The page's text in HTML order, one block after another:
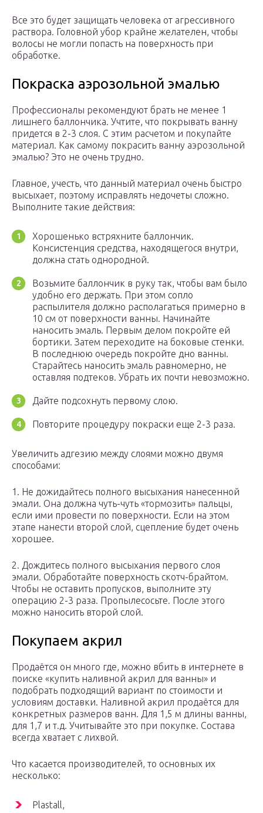
Все это будет защищать человека от агрессивного
раствора. Головной убор крайне желателен, чтобы
волосы не могли попасть на поверхность при
обработке.
Покраска аэрозольной эмалью
Профессионалы рекомендуют брать не менее 1
лишнего баллончика. Учтите, что покрывать ванну
придется в 2-3 слоя. С этим расчетом и покупайте
материал. Как самому покрасить ванну аэрозольной
эмалью? Это не очень трудно.
Главное, учесть, что данный материал очень быстро
высыхает, поэтому исправлять недочеты сложно.
Выполните такие действия:
Хорошенько встряхните баллончик.
Консистенция средства, находящегося внутри,
должна стать однородной.
Возьмите баллончик в руку так, чтобы вам было
удобно его держать. При этом сопло
распылителя должно располагаться примерно в
10 см от поверхности ванны. Начинайте
наносить эмаль. Первым делом покройте ей
бортики. Затем переходите на боковые стенки.
В последнюю очередь покройте дно ванны.
Старайтесь наносить эмаль равномерно, не
оставляя подтеков. Убрать их почти невозможно.
Дайте подсохнуть первому слою.
Повторите процедуру покраски еще 2-3 раза.
Увеличить адгезию между слоями можно двумя
способами:
1. Не дожидайтесь полного высыхания нанесенной
эмали. Она должна чуть-чуть «тормозить» пальцы,
если ими провести по поверхности. Если на этом
этапе нанести второй слой, сцепление будет очень
хорошее.
2. Дождитесь полного высыхания первого слоя
эмали. Обработайте поверхность скотч-брайтом.
Чтобы не оставить пропусков, выполните эту
операцию 2-3 раза. Пропылесосьте. После этого
можно наносить второй слой.
Покупаем акрил
Продаётся он много где, можно вбить в интернете в
поиске «купить наливной акрил для ванны» и
подобрать подходящий вариант по стоимости и
условиям доставки. Наливной акрил продаётся для
конкретных размеров ванн. Для 1,5 м длины ванны,
для 1,7 и т.д. Учитывайте это при покупке. Состава
всегда хватает с лихвой.
Что касается производителей, то основных их
несколько:
Plastall,